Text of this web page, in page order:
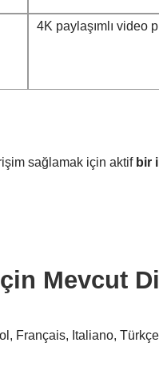
4K paylaşımlı video
sağlamak için aktif bir
Mevcut
Français, Italiano,